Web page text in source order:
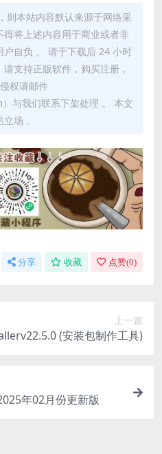
则本站内容默认来源于网络采
将上述内容用于商业或者非
自负 。 请于下载后 24 小时
支持正版软件，购买注册，
权请邮件
与我们联系下架处理 。 本文
场 。
分享 收藏 点赞(0)
上一篇
(安装包制作工具)
年02月份更新版